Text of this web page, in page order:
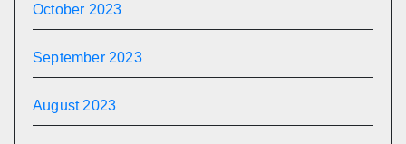
October 2023
September 2023
August 2023